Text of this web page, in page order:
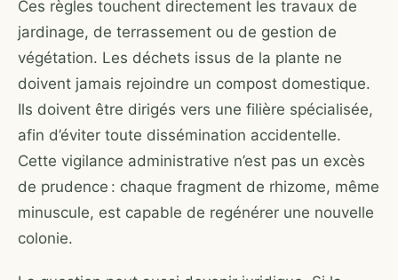
Ces règles touchent directement les travaux de
jardinage, de terrassement ou de gestion de
végétation. Les déchets issus de la plante ne
doivent jamais rejoindre un compost domestique.
Ils doivent être dirigés vers une filière spécialisée,
afin d’éviter toute dissémination accidentelle.
Cette vigilance administrative n’est pas un excès
de prudence : chaque fragment de rhizome, même
minuscule, est capable de regénérer une nouvelle
colonie.